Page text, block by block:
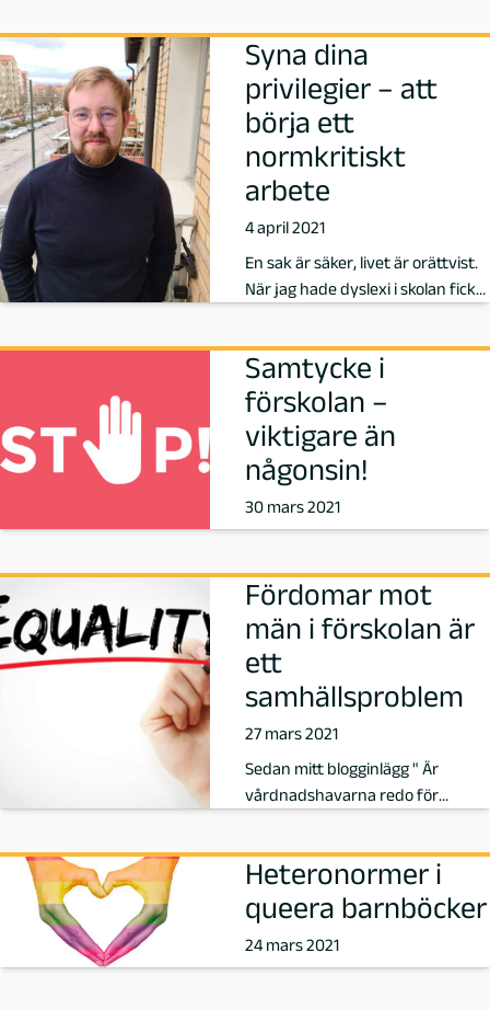
g
M
a
l
m
ö
-
a
3
o
Syna dina
privilegier – att
börja ett
normkritiskt
arbete
4 april 2021
En sak är säker, livet är orättvist.
När jag hade dyslexi i skolan fick
Samtycke i
förskolan –
viktigare än
någonsin!
30 mars 2021
Fördomar mot
män i förskolan är
ett
samhällsproblem
27 mars 2021
Sedan mitt blogginlägg " Är
vårdnadshavarna redo för
Heteronormer i
queera barnböcker
24 mars 2021